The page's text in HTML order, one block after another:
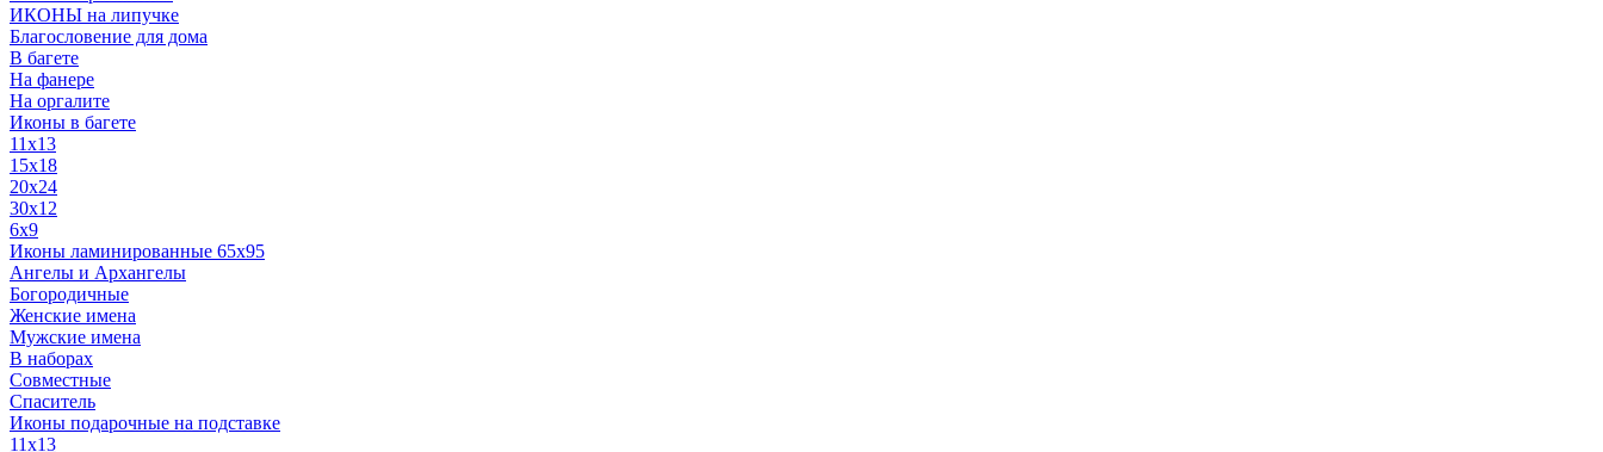
ИКОНЫ на липучке
Благословение для дома
В багете
На фанере
На оргалите
Иконы в багете
11x13
15x18
20x24
30х12
6x9
Иконы ламинированные 65x95
Ангелы и Архангелы
Богородичные
Женские имена
Мужские имена
В наборах
Совместные
Спаситель
Иконы подарочные на подставке
11x13